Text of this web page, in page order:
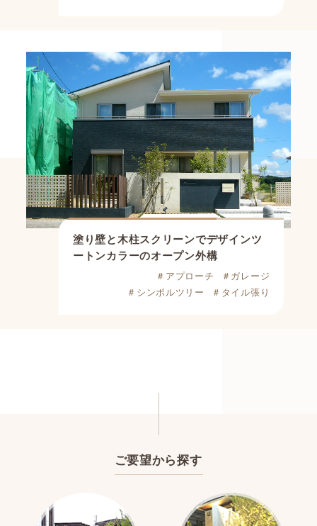
塗り壁と木柱スクリーンでデザインツ
ートンカラーのオープン外構
＃アプローチ
＃ガレージ
＃シンボルツリー
＃タイル張り
ご要望から探す